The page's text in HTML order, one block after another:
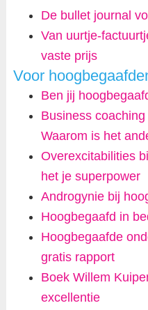
De bullet journal
Van uurtje-
vaste prijs
Voor
Ben jij
Business
Waarom is het
Overexcitabilities
het je superpower
Androgynie bij
Hoogbegaafd in
Hoogbegaafde
gratis rapport
Boek Willem
excellentie